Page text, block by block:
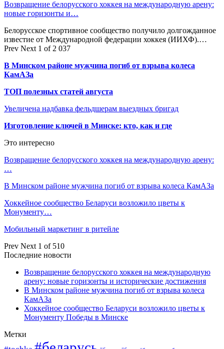
Возвращение белорусского хоккея на международную арену:
новые горизонты и…
Белорусское спортивное сообщество получило долгожданное
известие от Международной федерации хоккея (ИИХФ).…
Prev Next 1 of 2 037
В Минском районе мужчина погиб от взрыва колеса
КамАЗа
ТОП полезных статей августа
Увеличена надбавка фельдшерам выездных бригад
Изготовление ключей в Минске: кто, как и где
Это интересно
Возвращение белорусского хоккея на международную арену:
…
В Минском районе мужчина погиб от взрыва колеса КамАЗа
Хоккейное сообщество Беларуси возложило цветы к
Монументу…
Мобильный маркетинг в ритейле
Prev Next 1 of 510
Последние новости
Возвращение белорусского хоккея на международную
арену: новые горизонты и исторические достижения
В Минском районе мужчина погиб от взрыва колеса
КамАЗа
Хоккейное сообщество Беларуси возложило цветы к
Монументу Победы в Минске
Метки